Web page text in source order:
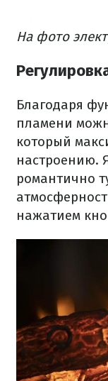
На фото
Благодаря
пламени
который
настроению.
романтично
нажатием